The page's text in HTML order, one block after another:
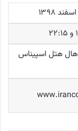
هال هتل اسپیناس